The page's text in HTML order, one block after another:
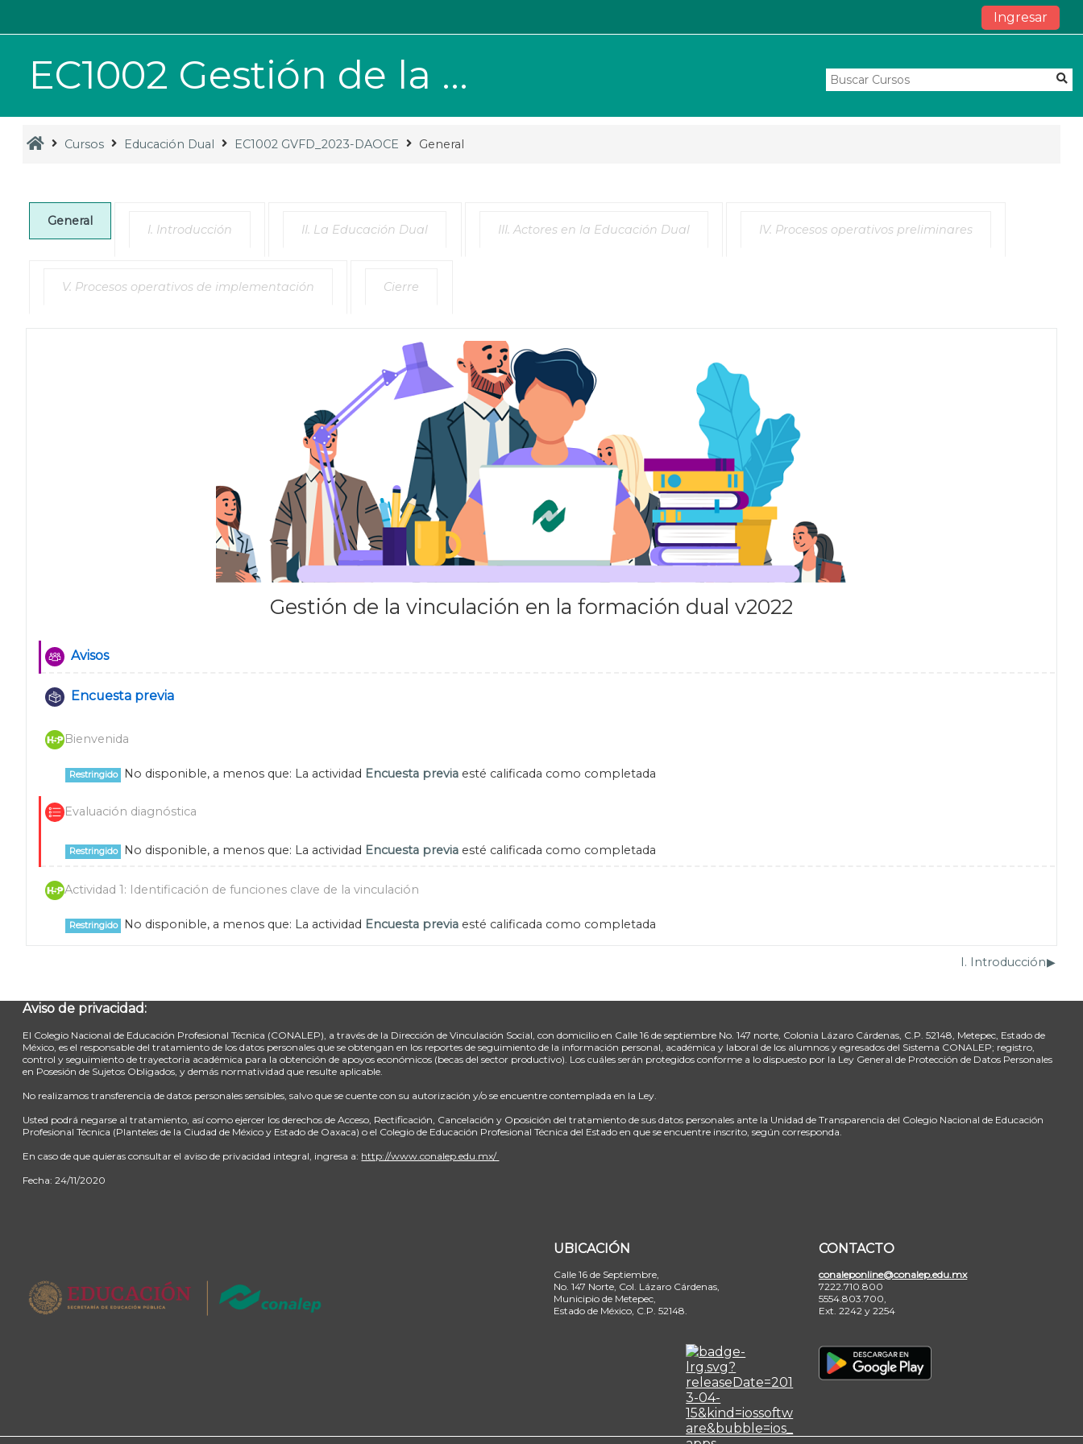
Ingresar
EC1002 Gestión de la ...
Cursos Educación Dual EC1002 GVFD_2023-DAOCE General
General
I. Introducción II. La Educación Dual III. Actores en la Educación Dual IV. Procesos operativos preliminares
V. Procesos operativos de implementación Cierre
Gestión de la vinculación en la formación dual v2022
Avisos
Foro
Encuesta previaRetroalimentación
Bienvenida
Restringido No disponible, a menos que: La actividad Encuesta previaesté calificada como completada
Evaluación diagnóstica
Restringido No disponible, a menos que: La actividad Encuesta previaesté calificada como completada
Actividad 1: Identificación de funciones clave de la vinculación
Restringido No disponible, a menos que: La actividad Encuesta previaesté calificada como completada
I. Introducción▶︎
Aviso de privacidad:
El Colegio Nacional de Educación Profesional Técnica (CONALEP), a través de la Dirección de Vinculación Social, con domicilio en Calle 16 de septiembre No. 147 norte, Colonia Lázaro Cárdenas, C.P. 52148, Metepec, Estado de
México, es el responsable del tratamiento de los datos personales que se obtengan en los reportes de seguimiento de la información personal, académica y laboral de los alumnos y egresados del Sistema CONALEP; registro,
control y seguimiento de trayectoria académica para la obtención de apoyos económicos (becas del sector productivo). Los cuáles serán protegidos conforme a lo dispuesto por la Ley General de Protección de Datos Personales
en Posesión de Sujetos Obligados, y demás normatividad que resulte aplicable.
No realizamos transferencia de datos personales sensibles, salvo que se cuente con su autorización y/o se encuentre contemplada en la Ley.
Usted podrá negarse al tratamiento, así como ejercer los derechos de Acceso, Rectificación, Cancelación y Oposición del tratamiento de sus datos personales ante la Unidad de Transparencia del Colegio Nacional de Educación
Profesional Técnica (Planteles de la Ciudad de México y Estado de Oaxaca) o el Colegio de Educación Profesional Técnica del Estado en que se encuentre inscrito, según corresponda.
En caso de que quieras consultar el aviso de privacidad integral, ingresa a: http://www.conalep.edu.mx/
Fecha: 24/11/2020
UBICACIÓN
Calle 16 de Septiembre,
No. 147 Norte, Col. Lázaro Cárdenas,
Municipio de Metepec,
Estado de México, C.P. 52148.
CONTACTO
conaleponline@conalep.edu.mx
7222.710.800
5554.803.700,
Ext. 2242 y 2254